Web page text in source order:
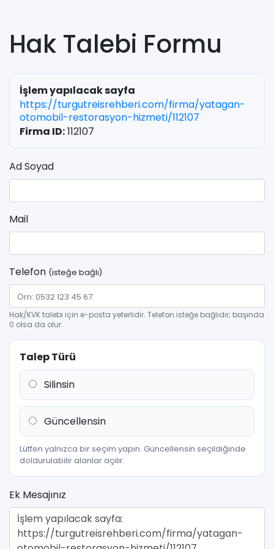
Hak Talebi Formu
İşlem yapılacak sayfa
https://turgutreisrehberi.com/firma/yatagan-
otomobil-restorasyon-hizmeti/112107
Firma ID:112107
Ad Soyad
Mail
Telefon (isteğe bağlı)
Hak/KVK talebi için e-posta yeterlidir. Telefon isteğe bağlıdır; başında
0 olsa da olur.
Talep Türü
Silinsin
Güncellensin
Lütfen yalnızca bir seçim yapın. Güncellensin seçildiğinde
doldurulabilir alanlar açılır.
Ek Mesajınız